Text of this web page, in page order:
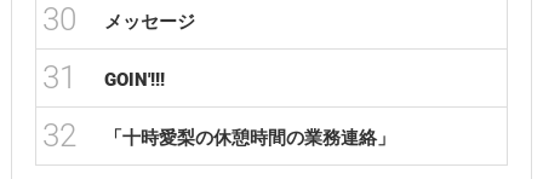
30 メッセージ
31 GOIN'!!!
32 「十時愛梨の休憩時間の業務連絡」